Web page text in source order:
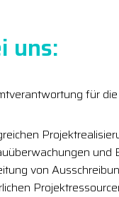
uns:
für
und
von